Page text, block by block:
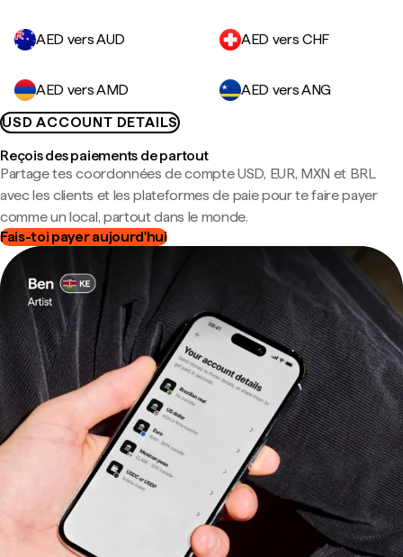
AED vers AUD AED vers CHF
AED vers AMD
AED vers ANG
USD ACCOUNT DETAILS
Reçois des paiements de partout
Partage tes coordonnées de compte USD, EUR, MXN et BRL
avec les clients et les plateformes de paie pour te faire payer
comme un local, partout dans le monde.
Fais-toi payer aujourd'hui